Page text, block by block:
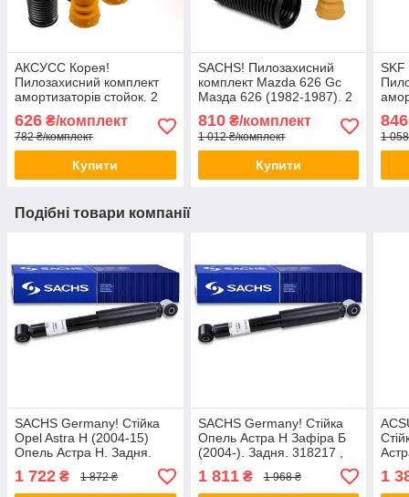
АКСУСС Корея!
Пилозахисний комплект
амортизаторів стойок. 2
626 ₴/комплект
782 ₴/комплект
Купити
SACHS! Пилозахисний
комплект Mazda 626 Gc
Мазда 626 (1982-1987). 2
Заднього амортизатора
стійки
810₴/комплект
1 012 ₴/комплект
Купити
SKF
846
1
Подібні товари компанії
SACHS Germany! Стійка
Opel Astra H (2004-15)
Опель Астра H. Задня.
313484 , 344446
1 722 ₴ 1 872 ₴
SACHS Germany! Стійка
Опель Астра H Зафіра Б
(2004-). Задня. 318217 ,
344445
1 811₴ 1 968 ₴ 1